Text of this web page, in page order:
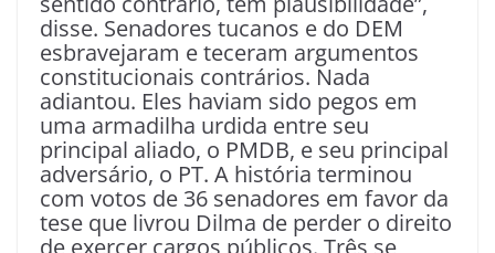
disse. Senadores tucanos e do DEM
esbravejaram e teceram argumentos
constitucionais contrários. Nada
adiantou. Eles haviam sido pegos em
uma armadilha urdida entre seu
principal aliado, o PMDB, e seu principal
adversário, o PT. A história terminou
com votos de 36 senadores em favor da
tese que livrou Dilma de perder o direito